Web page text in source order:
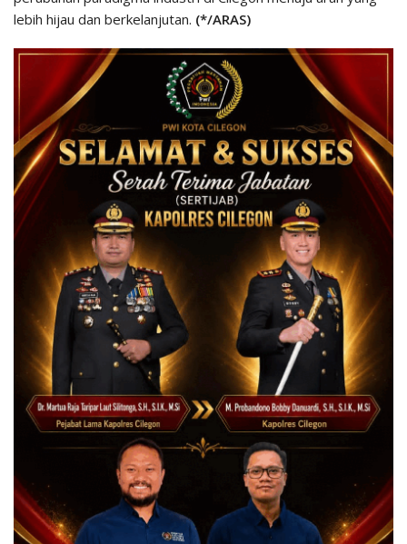
lebih hijau dan berkelanjutan. (*/ARAS)